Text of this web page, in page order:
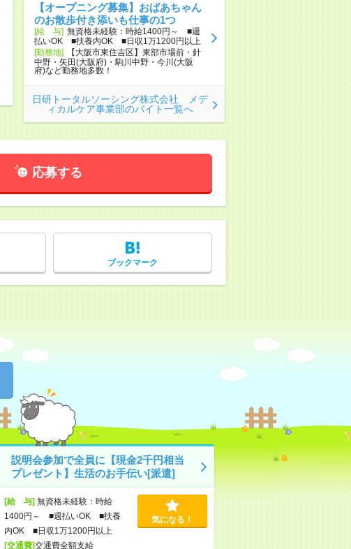
【オープニング募集】おばあちゃん
のお散歩付き添いも仕事の1つ
[給 与] 無資格未経験：時給1400円～ ■週
払いOK ■扶養内OK ■日収1万1200円以上
[勤務地]
【大阪市東住吉区】東部市場前・針
中野・矢田(大阪府)・駒川中野・今川(大阪
府)など勤務地多数！
日研トータルソーシング株式会社 メデ
ィカルケア事業部のバイト一覧へ
応募する
ブックマーク
説明会参加で全員に【現金2千円相当
プレゼント】生活のお手伝い[派遣]
[給 与]無資格未経験：時給
1400円～ ■週払いOK ■扶養
内OK ■日収1万1200円以上
[交通費]交通費全額支給
気になる！